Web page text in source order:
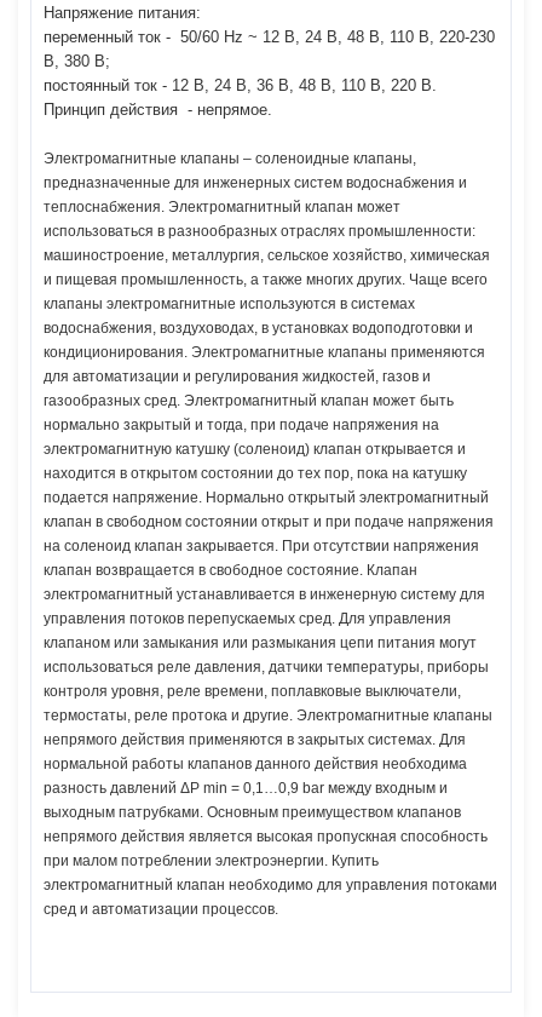
Напряжение питания:
переменный ток - 50/60 Hz ~ 12 В, 24 В, 48 В, 110 В, 220-230
В, 380 В;
постоянный ток - 12 В, 24 В, 36 В, 48 В, 110 В, 220 В.
Принцип действия - непрямое.
Электромагнитные клапаны – соленоидные клапаны,
предназначенные для инженерных систем водоснабжения и
теплоснабжения. Электромагнитный клапан может
использоваться в разнообразных отраслях промышленности:
машиностроение, металлургия, сельское хозяйство, химическая
и пищевая промышленность, а также многих других. Чаще всего
клапаны электромагнитные используются в системах
водоснабжения, воздуховодах, в установках водоподготовки и
кондиционирования. Электромагнитные клапаны применяются
для автоматизации и регулирования жидкостей, газов и
газообразных сред. Электромагнитный клапан может быть
нормально закрытый и тогда, при подаче напряжения на
электромагнитную катушку (соленоид) клапан открывается и
находится в открытом состоянии до тех пор, пока на катушку
подается напряжение. Нормально открытый электромагнитный
клапан в свободном состоянии открыт и при подаче напряжения
на соленоид клапан закрывается. При отсутствии напряжения
клапан возвращается в свободное состояние. Клапан
электромагнитный устанавливается в инженерную систему для
управления потоков перепускаемых сред. Для управления
клапаном или замыкания или размыкания цепи питания могут
использоваться реле давления, датчики температуры, приборы
контроля уровня, реле времени, поплавковые выключатели,
термостаты, реле протока и другие. Электромагнитные клапаны
непрямого действия применяются в закрытых системах. Для
нормальной работы клапанов данного действия необходима
разность давлений ΔP min = 0,1…0,9 bar между входным и
выходным патрубками. Основным преимуществом клапанов
непрямого действия является высокая пропускная способность
при малом потреблении электроэнергии. Купить
электромагнитный клапан необходимо для управления потоками
сред и автоматизации процессов.